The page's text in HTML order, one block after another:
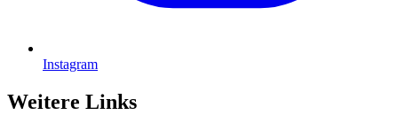
Instagram
Weitere Links